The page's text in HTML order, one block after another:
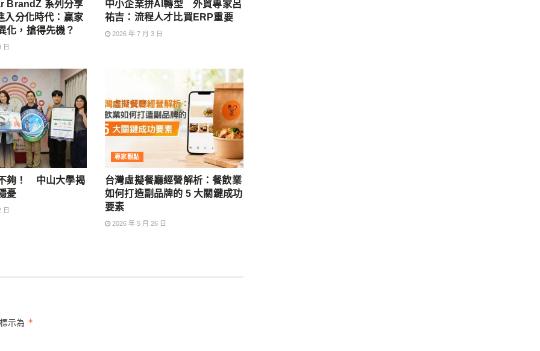
BrandZ 系列分享
入分化時代：贏家
化，搶得先機？
日
中小企業拚AI轉型 外貿專家呂
祐吉：流程人才比買ERP重要
2026 年 7 月 3 日
夠！ 中山大學揭
憂
日
專家觀點
台灣虛擬餐廳經營解析：餐飲業
如何打造副品牌的 5 大關鍵成功
要素
2026 年 5 月 26 日
示為 *